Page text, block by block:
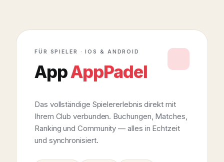
FÜR SPIELER · IOS & ANDROID
AppAppPadel
Das vollständige Spielererlebnis direkt mit
Ihrem Club verbunden. Buchungen, Matches,
Ranking und Community — alles in Echtzeit
und synchronisiert.